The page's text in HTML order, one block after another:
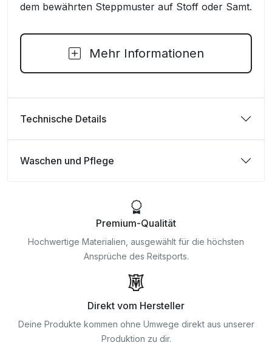
dem bewährten Steppmuster auf Stoff oder Samt.
Mehr Informationen
Technische Details
Waschen und Pflege
Premium-Qualität
Hochwertige Materialien, ausgewählt für die höchsten
Ansprüche des Reitsports.
Direkt vom Hersteller
Deine Produkte kommen ohne Umwege direkt aus unserer
Produktion zu dir.